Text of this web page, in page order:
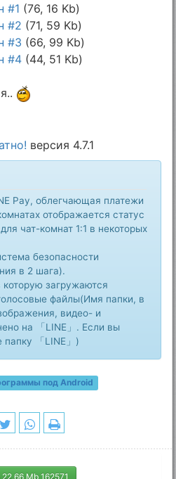
#1 (76, 16 Kb)
#2 (71, 59 Kb)
#3 (66, 99 Kb)
#4 (44, 51 Kb)
версия 4.7.1
Pay, облегчающая платежи
отображается статус
чат-комнат 1:1 в некоторых
безопасности
в 2 шага).
загружаются
файлы(Имя папки, в
видео- и
на 「LINE」. Если вы
「LINE」)
под Android
Mb 162571